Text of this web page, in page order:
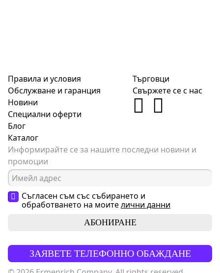
Правила и условия
Обслужване и гаранция
Новини
Специални оферти
Блог
Каталог
Търговци
Свържете се с нас
Информирайте се за нашите последни новини и
промоции
Съгласен съм със събирането и
обработването на моителични данни
АБОНИРАНЕ
ЗАЯВЕТЕ ТЕЛЕФОННО ОБАЖДАНЕ